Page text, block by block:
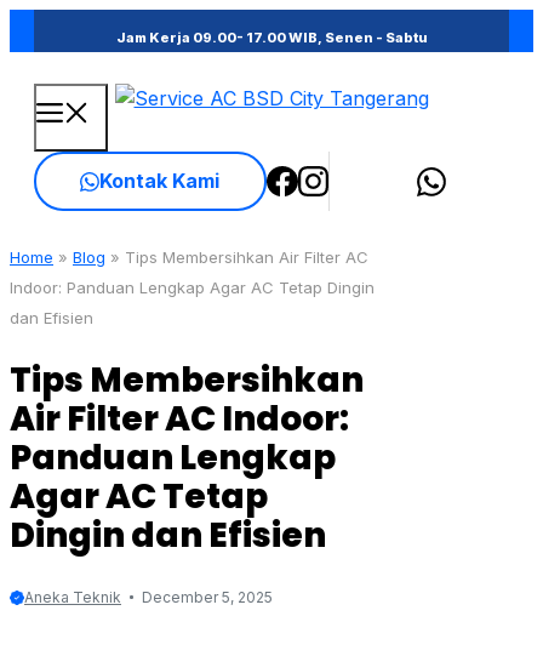
to
content
Jam Kerja 09.00- 17.00 WIB, Senen - Sabtu
Menu
Kontak Kami
Home » Blog » Tips Membersihkan Air Filter AC
Indoor: Panduan Lengkap Agar AC Tetap Dingin
dan Efisien
Tips Membersihkan
Air Filter AC Indoor:
Panduan Lengkap
Agar AC Tetap
Dingin dan Efisien
Aneka Teknik December 5, 2025